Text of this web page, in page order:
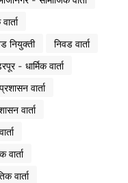
नियुक्ती
निवड वार्ता
- धार्मिक वार्ता
वार्ता
वार्ता
वार्ता